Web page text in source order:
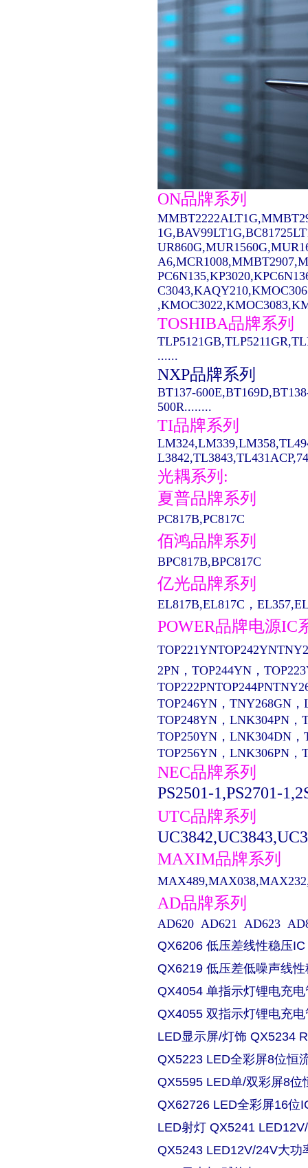
ON品牌系列
TOSHIBA品牌系列
......
NXP品牌系列
BT137-
500R........
TI品牌系列
光耦系列:
夏普品牌系列
PC817B,PC817C
佰鸿品牌系列
BPC817B,BPC817C
亿光品牌系列
EL817B,EL817C，
POWER品牌电源IC
2PN，TOP244YN，
TOP246YN，TNY268GN
TOP248YN，LNK304PN，
TOP250YN，LNK304DN，
TOP256YN，LNK306PN
NEC品牌系列
PS2501-1,PS2701-
UTC品牌系列
MAXIM品牌系列
AD品牌系列
AD620 AD621 AD623
QX6206 低压差线性稳压IC
QX6219 低压差低噪声线
QX4054 单指示灯锂电充
QX4055 双指示灯锂电充
LED显示屏/灯饰 QX5234
QX5223 LED全彩屏8位恒
QX5595 LED单/双彩屏8位
QX62726 LED全彩屏16位
LED射灯 QX5241
QX5243 LED12V/24V大